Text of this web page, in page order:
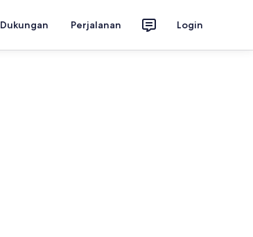
Dukungan Perjalanan Login